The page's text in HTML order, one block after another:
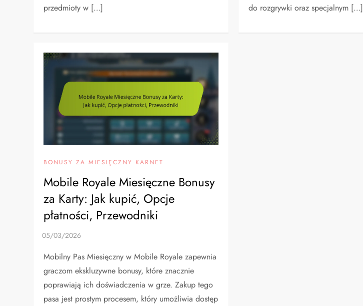
przedmioty w […]
do rozgrywki oraz specjalnym […]
BONUSY ZA MIESIĘCZNY KARNET
Mobile Royale Miesięczne Bonusy
za Karty: Jak kupić, Opcje
płatności, Przewodniki
Mobilny Pas Miesięczny w Mobile Royale zapewnia
graczom ekskluzywne bonusy, które znacznie
poprawiają ich doświadczenia w grze. Zakup tego
pasa jest prostym procesem, który umożliwia dostęp